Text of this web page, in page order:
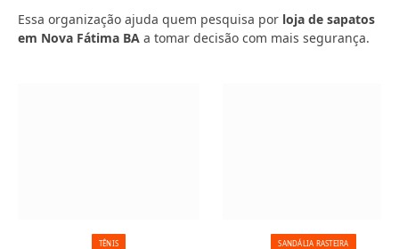
Essa organização ajuda quem pesquisa por loja de sapatos
em Nova Fátima BA a tomar decisão com mais segurança.
TÊNIS SANDÁLIA RASTEIRA